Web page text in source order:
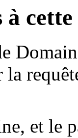
à
la
et le